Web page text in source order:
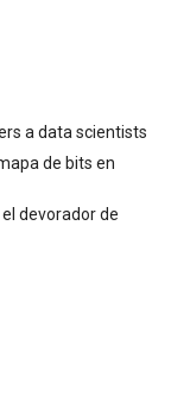
a data scientists
de bits en
devorador de